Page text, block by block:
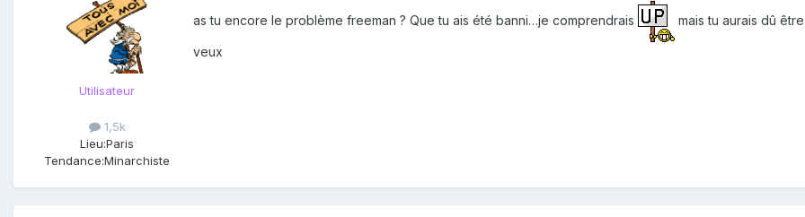
Utilisateur
1,5k
Lieu:Paris
Tendance:Minarchiste
as tu encore le problème freeman ? Que tu ais été banni…je comprendrais mais tu aurais dû
veux